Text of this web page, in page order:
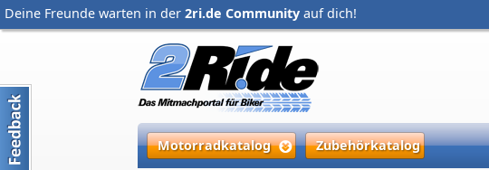
Deine Freunde warten in der 2ri.de Community auf dich!
Motorradkatalog Zubehörkatalog